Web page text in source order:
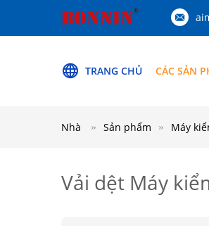
TRANG CHỦ CÁC SẢN
Nhà Sản phẩm Máy
Vải dệt Máy